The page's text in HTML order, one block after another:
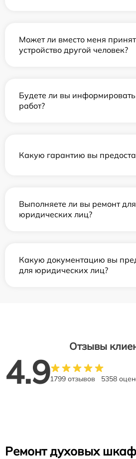
Может ли вместо меня
устройство другой человек?
Будете ли вы
работ?
Какую гарантию вы
Выполняете ли вы ремонт для
юридических лиц?
Какую документацию вы
для юридических лиц?
Отзывы
4.91799 отзывов 5358
Ремонт духовых